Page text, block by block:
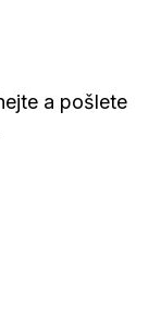
a pošlete